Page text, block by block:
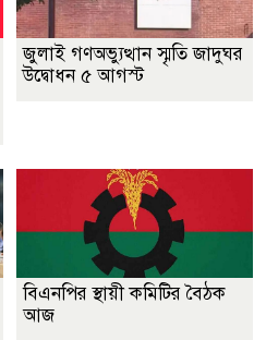
জুলাই গণঅভ্যুত্থান স্মৃতি জাদুঘর
উদ্বোধন ৫ আগস্ট
বিএনপির স্থায়ী কমিটির বৈঠক
আজ